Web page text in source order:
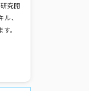
究開
、
。